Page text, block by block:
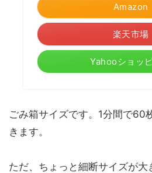
Amazon
楽天市場
Yahooショッ
ごみ箱サイズです。1分間で60
きます。
ただ、ちょっと細断サイズが大